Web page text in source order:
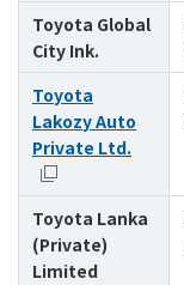
Toyota Global
City Ink.
Toyota
Lakozy Auto
Private Ltd.
Toyota Lanka
(Private)
Limited